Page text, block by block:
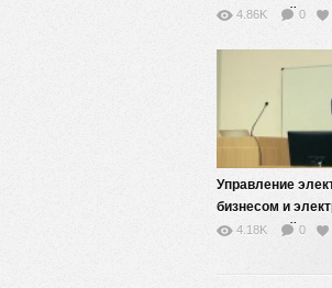
коммерцией — 11
4.86K 0
Управление
бизнесом и
коммерцией — 6
4.18K 0